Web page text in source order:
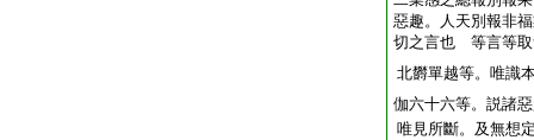
惡趣。人天別報非
切之言也 等言等取
北欝單越等。唯識
伽六十六等。説諸
唯見所斷。及無想